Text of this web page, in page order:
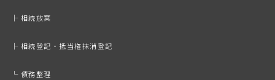
├ 相続放棄
├ 相続登記・抵当権抹消登記
└ 債務整理